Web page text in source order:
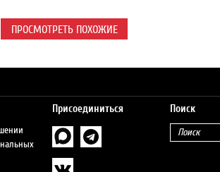
ПРОСМОТРЕТЬ ПОХОЖИЕ
Присоединиться Поиск